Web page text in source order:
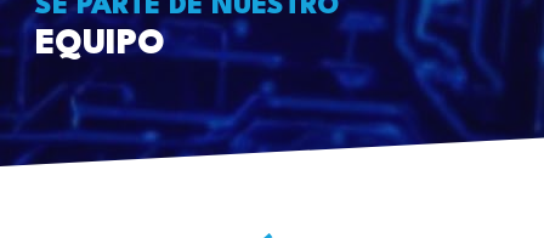
SE PARTE DE NUESTRO
EQUIPO